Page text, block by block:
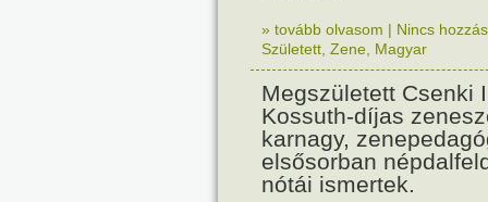
» tovább olvasom | Nincs
Született Zene Magyar
Megszületett Csenki
Kossuth-díjas
karnagy,
elsősorban
nótái ismertek.